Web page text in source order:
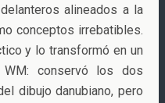
alineados a la
conceptos irrebatibles.
y lo transformó en un
WM: conservó los dos
dibujo danubiano, pero